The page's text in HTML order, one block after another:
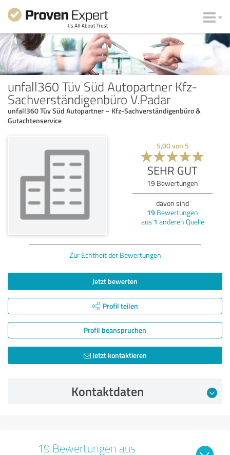
unfall360 Tüv Süd Autopartner Kfz-
Sachverständigenbüro V.Padar
unfall360 Tüv Süd Autopartner – Kfz-Sachverständigenbüro &
Gutachtenservice
5,00von 5
SEHR GUT
19 Bewertungen
davon sind
19 Bewertungen
aus 1 anderen Quelle
Zur Echtheit der Bewertungen
Jetzt bewerten
Profil teilen
Profil beanspruchen
Jetzt kontaktieren
Kontaktdaten
19 Bewertungen aus